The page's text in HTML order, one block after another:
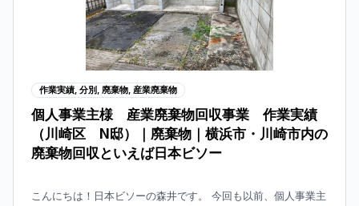
作業実績, 分別 , 廃棄物, 産業廃棄物
個人事業主様 産業廃棄物回収事業 作業実績
（川崎区 N邸）｜廃棄物｜横浜市・川崎市内の
廃棄物回収といえば日本ビソー
こんにちは！日本ビソーの森井です。 今回も以前、個人事業主